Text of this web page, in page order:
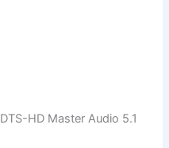
HD Master Audio 5.1